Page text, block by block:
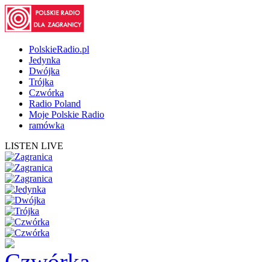
PolskieRadio.pl
Jedynka
Dwójka
Trójka
Czwórka
Radio Poland
Moje Polskie Radio
ramówka
LISTEN LIVE